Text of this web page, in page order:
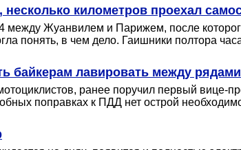
километров проехал
между Жуанвилем и Парижем, после
понять, в чем дело. Гаишники полтора
байкерам лавировать между рядами
ранее поручил первый
поправках к ПДД нет острой